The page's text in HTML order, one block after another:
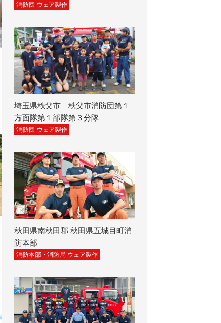
消防団 ウェア製作
埼玉県秩父市 秩父市消防団第１
方面隊第１部隊第３分隊
消防団 ウェア製作
秋田県南秋田郡 秋田県五城目町消
防本部
消防本部・消防局 ウェア製作